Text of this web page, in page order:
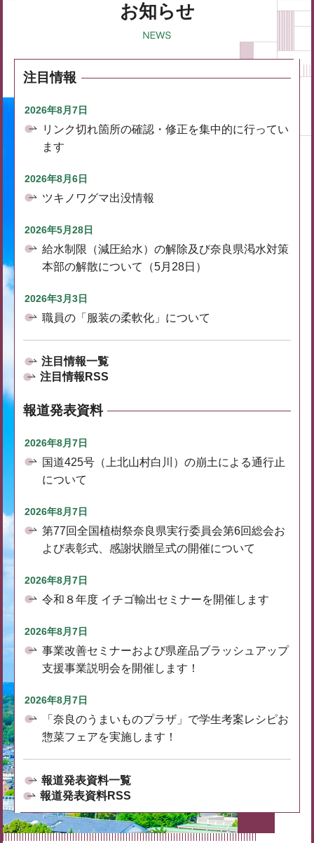
お知らせ
注目情報
2026年8月7日
リンク切れ箇所の確認・修正を集中的に行ってい
ます
2026年8月6日
ツキノワグマ出没情報
2026年5月28日
給水制限（減圧給水）の解除及び奈良県渇水対策
本部の解散について（5月28日）
2026年3月3日
職員の「服装の柔軟化」について
注目情報一覧
注目情報RSS
報道発表資料
2026年8月7日
国道425号（上北山村白川）の崩土による通行止
について
2026年8月7日
第77回全国植樹祭奈良県実行委員会第6回総会お
よび表彰式、感謝状贈呈式の開催について
2026年8月7日
令和８年度 イチゴ輸出セミナーを開催します
2026年8月7日
事業改善セミナーおよび県産品ブラッシュアップ
支援事業説明会を開催します！
2026年8月7日
「奈良のうまいものプラザ」で学生考案レシピお
惣菜フェアを実施します！
報道発表資料一覧
報道発表資料RSS